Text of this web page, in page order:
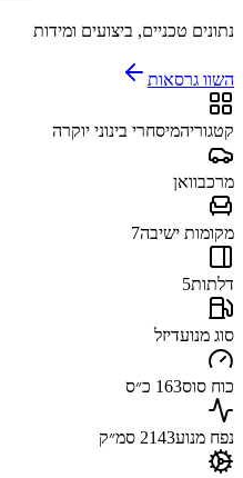
נתונים טכניים, ביצועים ומידות
השוו גרסאות
קטגוריהמיסחרי בינוני יוקרה
מרכבוואן
מקומות ישיבה7
דלתות5
סוג מנועדיזל
כוח סוס163 כ״ס
נפח מנוע2143 סמ״ק